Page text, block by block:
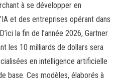
à se développer en
et des entreprises opérant dans
la fin de l’année 2026, Gartner
les 10 milliards de dollars sera
en intelligence artificielle
base. Ces modèles, élaborés à